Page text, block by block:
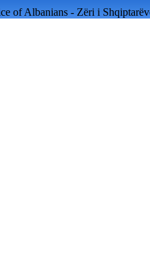
of Albanians - Zëri i